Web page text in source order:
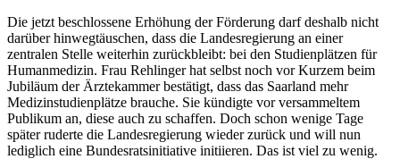
Die jetzt beschlossene Erhöhung der Förderung darf deshalb nicht
darüber hinwegtäuschen, dass die Landesregierung an einer
zentralen Stelle weiterhin zurückbleibt: bei den Studienplätzen für
Humanmedizin. Frau Rehlinger hat selbst noch vor Kurzem beim
Jubiläum der Ärztekammer bestätigt, dass das Saarland mehr
Medizinstudienplätze brauche. Sie kündigte vor versammeltem
Publikum an, diese auch zu schaffen. Doch schon wenige Tage
später ruderte die Landesregierung wieder zurück und will nun
lediglich eine Bundesratsinitiative initiieren. Das ist viel zu wenig.